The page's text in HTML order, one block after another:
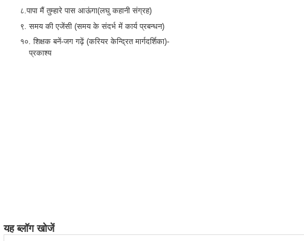
८.पापा मैं तुम्हारे पास आऊंगा(लघु कहानी संग्रह)
९. समय की एजेंसी (समय के संदर्भ में कार्य प्रबन्धन)
१०. शिक्षक बनें-जग गढ़ें (करियर केन्द्रित मार्गदर्शिका)-
प्रकाश्य
यह ब्लॉग खोजें